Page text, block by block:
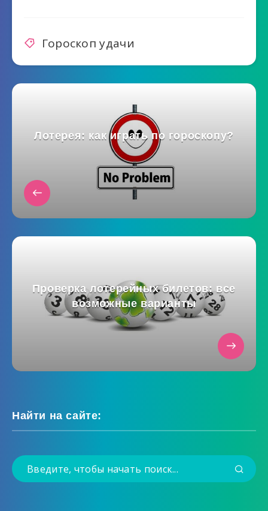
Гороскоп удачи
Лотерея: как играть по гороскопу?
Проверка лотерейных билетов: все
возможные варианты
Найти на сайте: